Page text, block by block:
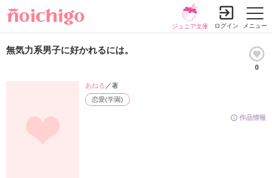
メニュー
ジュニア文庫 ログイン
無気力系男子に好かれるには。
0
作品情報
恋愛(学園)
あねる ／著